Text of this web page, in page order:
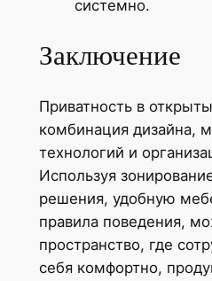
системно.
Заключение
Приватность в
комбинация дизайна,
технологий и
Используя
решения, удобную
правила поведения,
пространство, где
себя комфортно,